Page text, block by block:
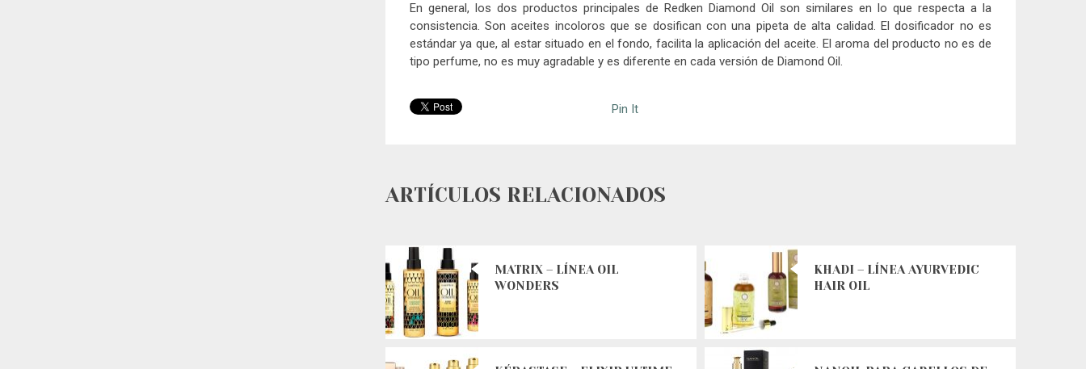
En general, los dos productos principales de Redken Diamond Oil son similares en lo que respecta a la
consistencia. Son aceites incoloros que se dosifican con una pipeta de alta calidad. El dosificador no es
estándar ya que, al estar situado en el fondo, facilita la aplicación del aceite. El aroma del producto no es de
tipo perfume, no es muy agradable y es diferente en cada versión de Diamond Oil.
Pin It
ARTÍCULOS RELACIONADOS
MATRIX – LÍNEA OIL
WONDERS
KHADI – LÍNEA AYURVEDIC
HAIR OIL